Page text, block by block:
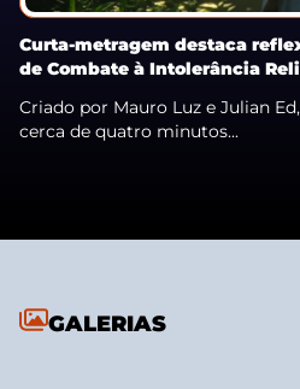
Curta-metragem destaca
de Combate à Intolerância
Criado por Mauro Luz e Julian
cerca de quatro minutos...
GALERIAS